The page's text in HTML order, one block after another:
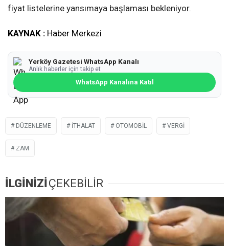
fiyat listelerine yansımaya başlaması bekleniyor.
KAYNAK : Haber Merkezi
Yerköy Gazetesi WhatsApp Kanalı
Anlık haberler için takip et
WhatsApp Kanalına Katıl
DÜZENLEME İTHALAT OTOMOBIL VERGI
ZAM
İLGİNİZİÇEKEBİLİR